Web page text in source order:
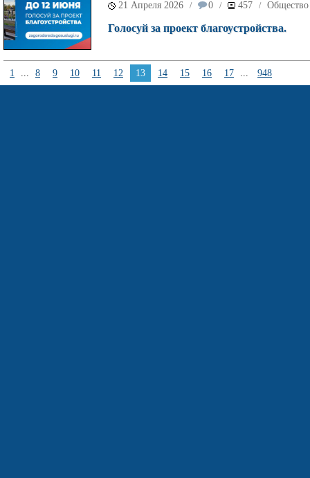
21 Апреля 2026 / 0 / 457 / Общество
Голосуй за проект благоустройства.
1 ... 8 9 10 11 12 13 14 15 16 17 ... 948